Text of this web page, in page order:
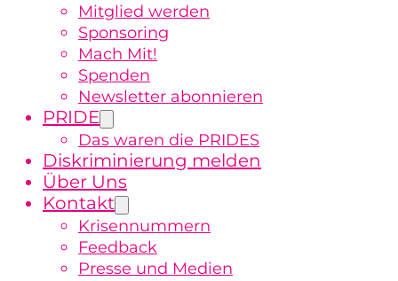
Mitglied werden
Sponsoring
Mach Mit!
Spenden
Newsletter abonnieren
PRIDE
Das waren die PRIDES
Diskriminierung melden
Über Uns
Kontakt
Krisennummern
Feedback
Presse und Medien